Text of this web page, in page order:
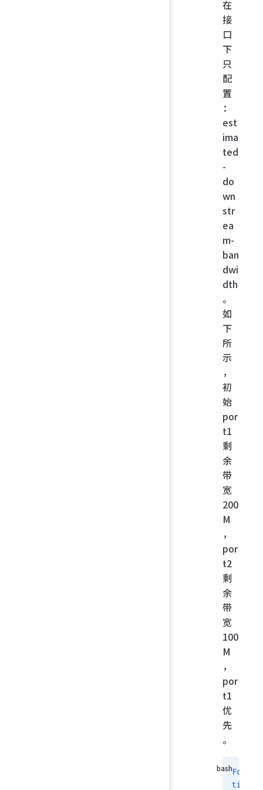
在
接
口
下
只
配
置
：
est
ima
ted
-
do
wn
str
ea
m-
ban
dwi
dth
。
如
下
所
示
，
初
始
por
t1
剩
余
带
宽
200
M
，
por
t2
剩
余
带
宽
100
M
，
por
t1
优
先
。
For
tiG